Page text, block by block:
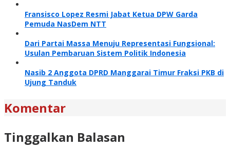
Fransisco Lopez Resmi Jabat Ketua DPW Garda
Pemuda NasDem NTT
Dari Partai Massa Menuju Representasi Fungsional:
Usulan Pembaruan Sistem Politik Indonesia
Nasib 2 Anggota DPRD Manggarai Timur Fraksi PKB di
Ujung Tanduk
Komentar
Tinggalkan Balasan